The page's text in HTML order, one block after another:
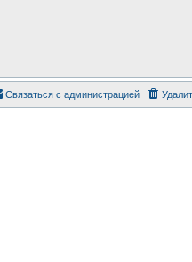
Связаться с администрацией